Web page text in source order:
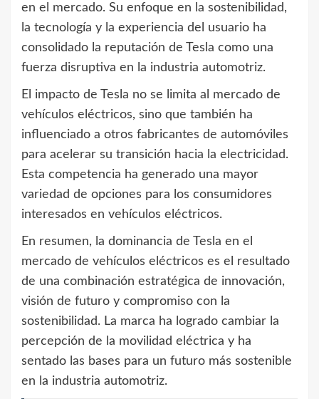
en el mercado. Su enfoque en la sostenibilidad,
la tecnología y la experiencia del usuario ha
consolidado la reputación de Tesla como una
fuerza disruptiva en la industria automotriz.
El impacto de Tesla no se limita al mercado de
vehículos eléctricos, sino que también ha
influenciado a otros fabricantes de automóviles
para acelerar su transición hacia la electricidad.
Esta competencia ha generado una mayor
variedad de opciones para los consumidores
interesados en vehículos eléctricos.
En resumen, la dominancia de Tesla en el
mercado de vehículos eléctricos es el resultado
de una combinación estratégica de innovación,
visión de futuro y compromiso con la
sostenibilidad. La marca ha logrado cambiar la
percepción de la movilidad eléctrica y ha
sentado las bases para un futuro más sostenible
en la industria automotriz.